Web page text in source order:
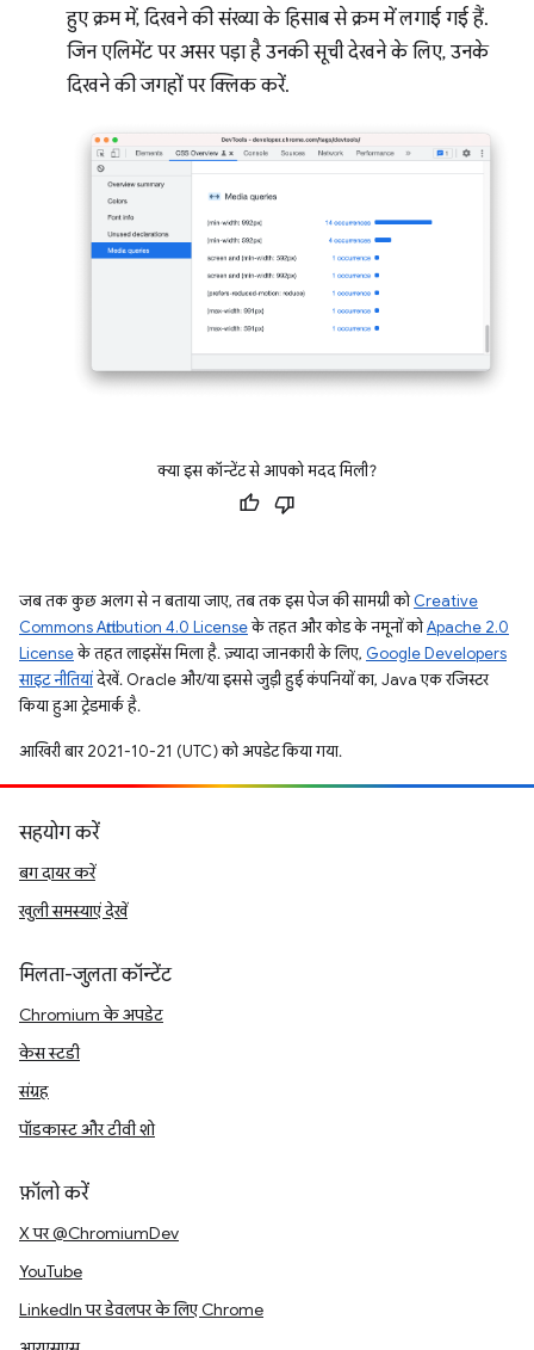
हुए क्रम में, दिखने की संख्या के हिसाब से क्रम में लगाई गई हैं.
जिन एलिमेंट पर असर पड़ा है उनकी सूची देखने के लिए, उनके
दिखने की जगहों पर क्लिक करें.
क्या इस कॉन्टेंट से आपको मदद मिली?
जब तक कुछ अलग से न बताया जाए, तब तक इस पेज की सामग्री कोCreative
Commons Attribution 4.0 Licenseके तहत और कोड के नमूनों कोApache 2.0
Licenseके तहत लाइसेंस मिला है. ज़्यादा जानकारी के लिए, Google Developers
साइट नीतियांदेखें. Oracle और/या इससे जुड़ी हुई कंपनियों का, Java एक रजिस्टर
किया हुआ ट्रेडमार्क है.
आखिरी बार 2021-10-21 (UTC) को अपडेट किया गया.
सहयोग करें
बग दायर करें
खुली समस्याएं देखें
मिलता-जुलता कॉन्टेंट
Chromium के अपडेट
केस स्टडी
संग्रह
पॉडकास्ट और टीवी शो
फ़ॉलो करें
X पर @ChromiumDev
YouTube
LinkedIn पर डेवलपर के लिए Chrome